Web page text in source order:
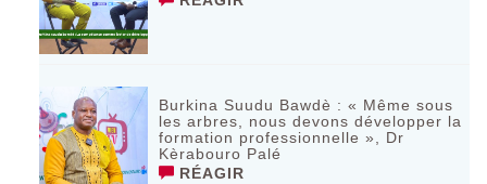
Burkina Suudu Bawdè : « Même sous
les arbres, nous devons développer la
formation professionnelle », Dr
Kèrabouro Palé
RÉAGIR